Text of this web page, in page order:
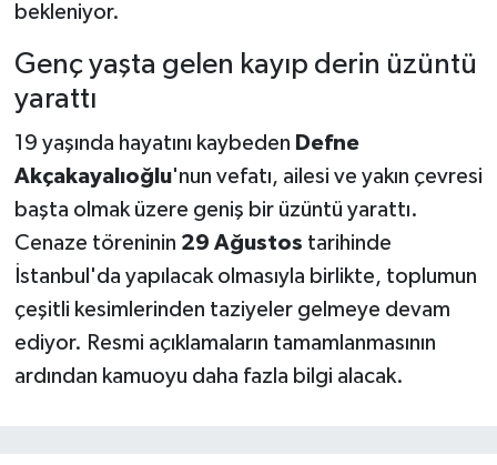
bekleniyor.
Genç yaşta gelen kayıp derin üzüntü
yarattı
19 yaşında hayatını kaybeden Defne
Akçakayalıoğlu'nun vefatı, ailesi ve yakın çevresi
başta olmak üzere geniş bir üzüntü yarattı.
Cenaze töreninin 29 Ağustos tarihinde
İstanbul'da yapılacak olmasıyla birlikte, toplumun
çeşitli kesimlerinden taziyeler gelmeye devam
ediyor. Resmi açıklamaların tamamlanmasının
ardından kamuoyu daha fazla bilgi alacak.